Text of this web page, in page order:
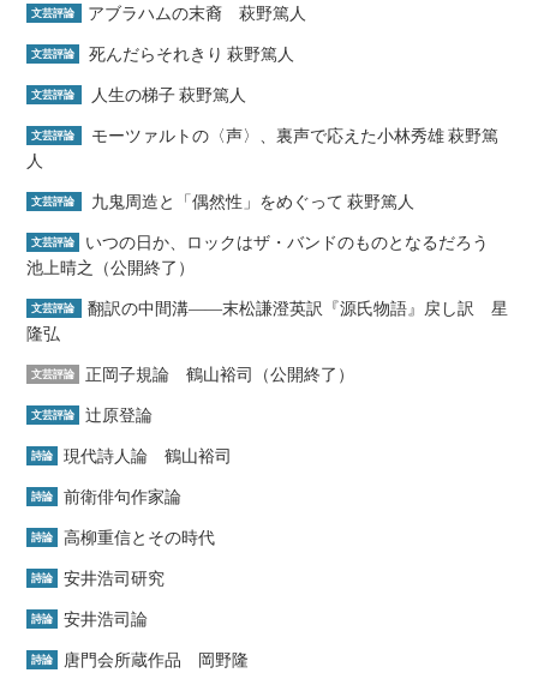
文芸評論 アブラハムの末裔 萩野篤人
文芸評論 死んだらそれきり 萩野篤人
文芸評論 人生の梯子 萩野篤人
文芸評論
モーツァルトの〈声〉、裏声で応えた小林秀雄 萩野篤
人
文芸評論 九鬼周造と「偶然性」をめぐって 萩野篤人
文芸評論
いつの日か、ロックはザ・バンドのものとなるだろう
池上晴之（公開終了）
文芸評論
翻訳の中間溝――末松謙澄英訳『源氏物語』戻し訳 星
隆弘
文芸評論 正岡子規論 鶴山裕司（公開終了）
文芸評論 辻原登論
詩論 現代詩人論 鶴山裕司
詩論 前衛俳句作家論
詩論 高柳重信とその時代
詩論 安井浩司研究
詩論 安井浩司論
詩論 唐門会所蔵作品 岡野隆